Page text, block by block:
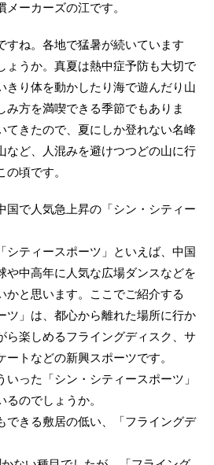
ーカーズの江です。
すね。各地で猛暑が続いています
ょうか。真夏は熱中症予防も大切で
きり体を動かしたり海で遊んだり山
み方を満喫できる季節でもありま
てきたので、夏にしか登れない名峰
など、人混みを避けつつどの山に行
頃です。
国で人気急上昇の「シン・シティー
シティースポーツ」といえば、中国
や中高年に人気な広場ダンスなどを
かと思います。ここでご紹介する
ツ」は、都心から離れた場所に行か
ら楽しめるフライングディスク、サ
トなどの新興スポーツです。
った「シン・シティースポーツ」
のでしょうか。
できる敷居の低い、「フライングデ